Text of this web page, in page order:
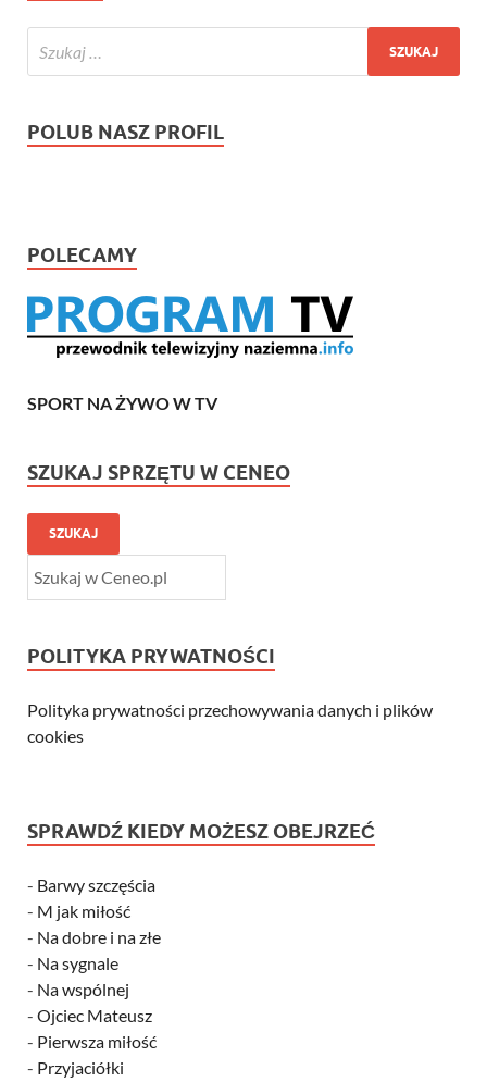
POLUB NASZ PROFIL
POLECAMY
SPORT NA ŻYWO W TV
SZUKAJ SPRZĘTU W CENEO
SZUKAJ
POLITYKA PRYWATNOŚCI
Polityka prywatności przechowywania danych i plików
cookies
SPRAWDŹ KIEDY MOŻESZ OBEJRZEĆ
- Barwy szczęścia
- M jak miłość
- Na dobre i na złe
- Na sygnale
- Na wspólnej
- Ojciec Mateusz
- Pierwsza miłość
- Przyjaciółki